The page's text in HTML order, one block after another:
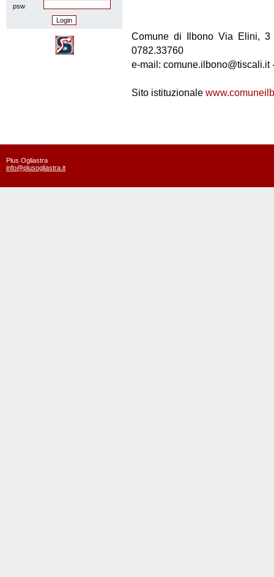
psw
Comune di Ilbono Via Elini,
0782.33760
e-mail: comune.ilbono@tiscali.it
Sito istituzionale
Plus Ogliastra
info@plusogliastra.it